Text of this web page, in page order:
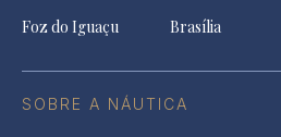
Foz do Iguaçu
Brasília
SOBRE A NÁUTICA